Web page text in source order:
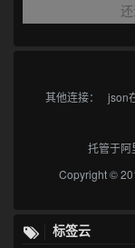
其他连接： json
托管于阿
Copyright ©
标签云